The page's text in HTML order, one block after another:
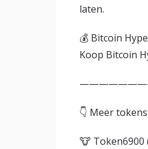
laten.
💰 Bitcoin
Koop Bitcoin
👇 Meer
🐮